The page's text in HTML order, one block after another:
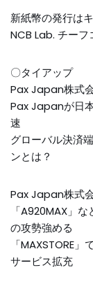
新紙幣の発行は
NCB Lab. チー
〇タイアップ
Pax Japan株式
Pax Japanが日
速
グローバル決済
ンとは？
Pax Japan株式
「A920MAX」
の攻勢強める
「MAXSTORE
サービス拡充